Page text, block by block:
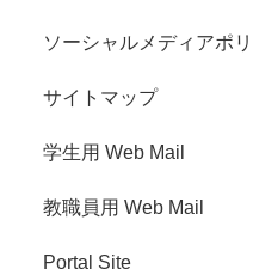
ソーシャルメディアポ
サイトマップ
学生用 Web Mail
教職員用 Web Mail
Portal Site